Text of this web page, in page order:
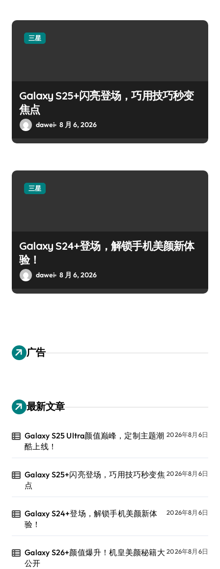
三星
Galaxy S25+闪亮登场，巧用技巧秒变
焦点
dawei 8 月 6, 2026
三星
Galaxy S24+登场，解锁手机美颜新体
验！
dawei 8 月 6, 2026
广告
最新文章
Galaxy S25 Ultra颜值巅峰，定制主题潮
酷上线！
2026年8月6日
Galaxy S25+闪亮登场，巧用技巧秒变焦
点
2026年8月6日
Galaxy S24+登场，解锁手机美颜新体
验！
2026年8月6日
Galaxy S26+颜值爆升！机皇美颜秘籍大
公开
2026年8月6日